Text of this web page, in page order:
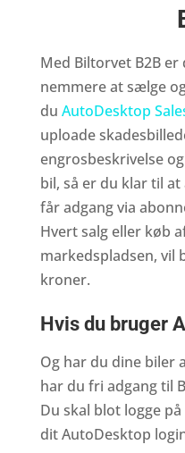
Med Biltorvet B2B
nemmere at sælge
du AutoDesktop
uploade
engrosbeskrivelse
bil, så er du klar til
får adgang via
Hvert salg eller køb
markedspladsen, vil
kroner.
Hvis du bruger
Og har du dine biler
har du fri adgang til
Du skal blot logge på
dit AutoDesktop